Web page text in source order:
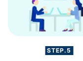
STEP.5